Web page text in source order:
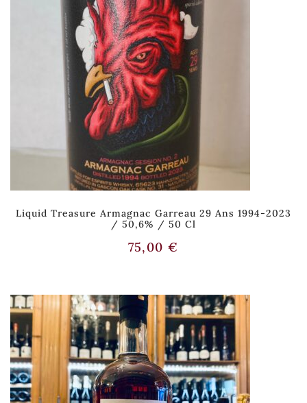
Liquid Treasure Armagnac Garreau 29 Ans 1994-2023
/ 50,6% / 50 Cl
75,00 €